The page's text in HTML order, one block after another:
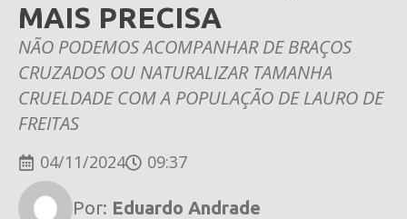
MAIS PRECISA
NÃO PODEMOS ACOMPANHAR DE BRAÇOS
CRUZADOS OU NATURALIZAR TAMANHA
CRUELDADE COM A POPULAÇÃO DE LAURO DE
FREITAS
04/11/2024 09:37
Por: Eduardo Andrade